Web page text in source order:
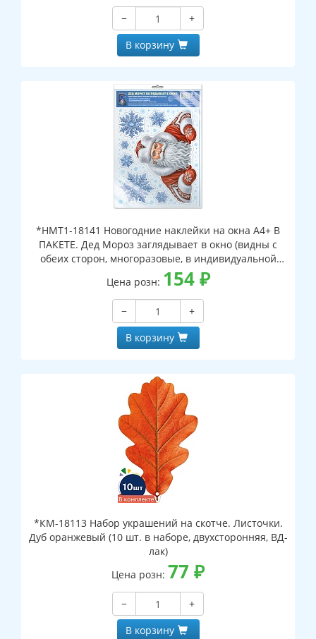
−
+
В корзину
*НМТ1-18141 Новогодние наклейки на окна А4+ В
ПАКЕТЕ. Дед Мороз заглядывает в окно (видны с
обеих сторон, многоразовые, в индивидуальной
упаковке, с европодвесом и клеевым клапаном)
Цена розн: 154₽
−
+
В корзину
*КМ-18113 Набор украшений на скотче. Листочки.
Дуб оранжевый (10 шт. в наборе, двухсторонняя, ВД-
лак)
Цена розн: 77 ₽
−
+
В корзину